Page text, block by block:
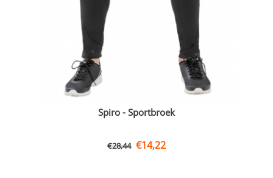
Spiro - Sportbroek
€28,44 €14,22